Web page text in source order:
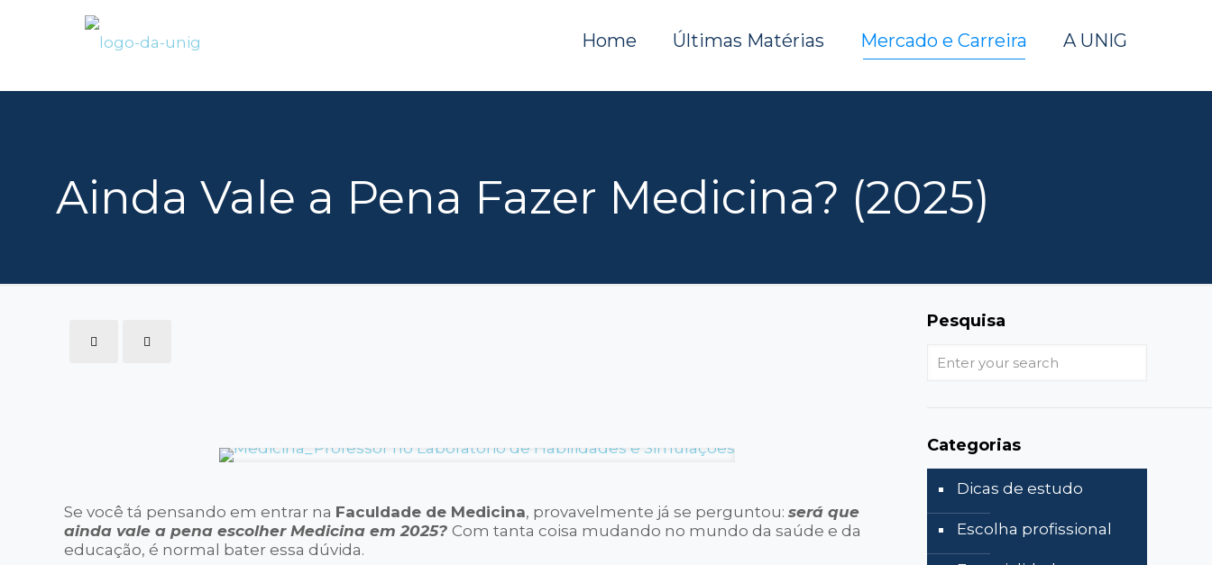
Home Últimas Matérias Mercado e Carreira A UNIG
Ainda Vale a Pena Fazer Medicina? (2025)
Se você tá pensando em entrar na Faculdade de Medicina, provavelmente já se perguntou:será que
ainda vale a pena escolher Medicina em 2025? Com tanta coisa mudando no mundo da saúde e da
educação, é normal bater essa dúvida.
Pesquisa
your
Categorias
Dicas de estudo
Escolha profissional